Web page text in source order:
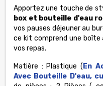
Apportez une touche de
box et bouteille d'eau
vos pauses déjeuner au
ce kit comprend une boîte
vos repas.
Matière : Plastique ( En
Avec Bouteille D'eau,